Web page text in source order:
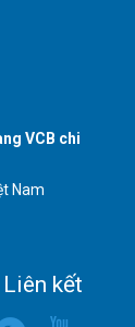
VCB chi
Nam
Liên kết